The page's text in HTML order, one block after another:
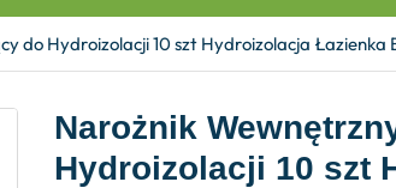
do Hydroizolacji 10 szt Hydroizolacja Łazienka
Narożnik
Hydroizolacji 10 szt